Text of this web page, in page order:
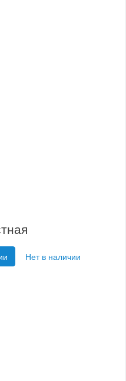
Нет в наличии